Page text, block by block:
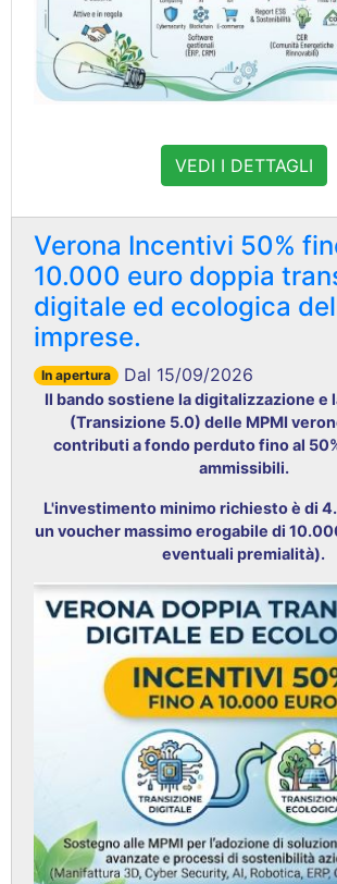
VEDI I DETTAGLI
Verona Incentivi 50%
10.000 euro doppia
digitale ed ecologica
imprese.
In apertura Dal 15/09/2026
Il bando sostiene la digitalizzazione e
(Transizione 5.0) delle MPMI
contributi a fondo perduto fino al
ammissibili.
L'investimento minimo richiesto è di
un voucher massimo erogabile di
eventuali premialità).